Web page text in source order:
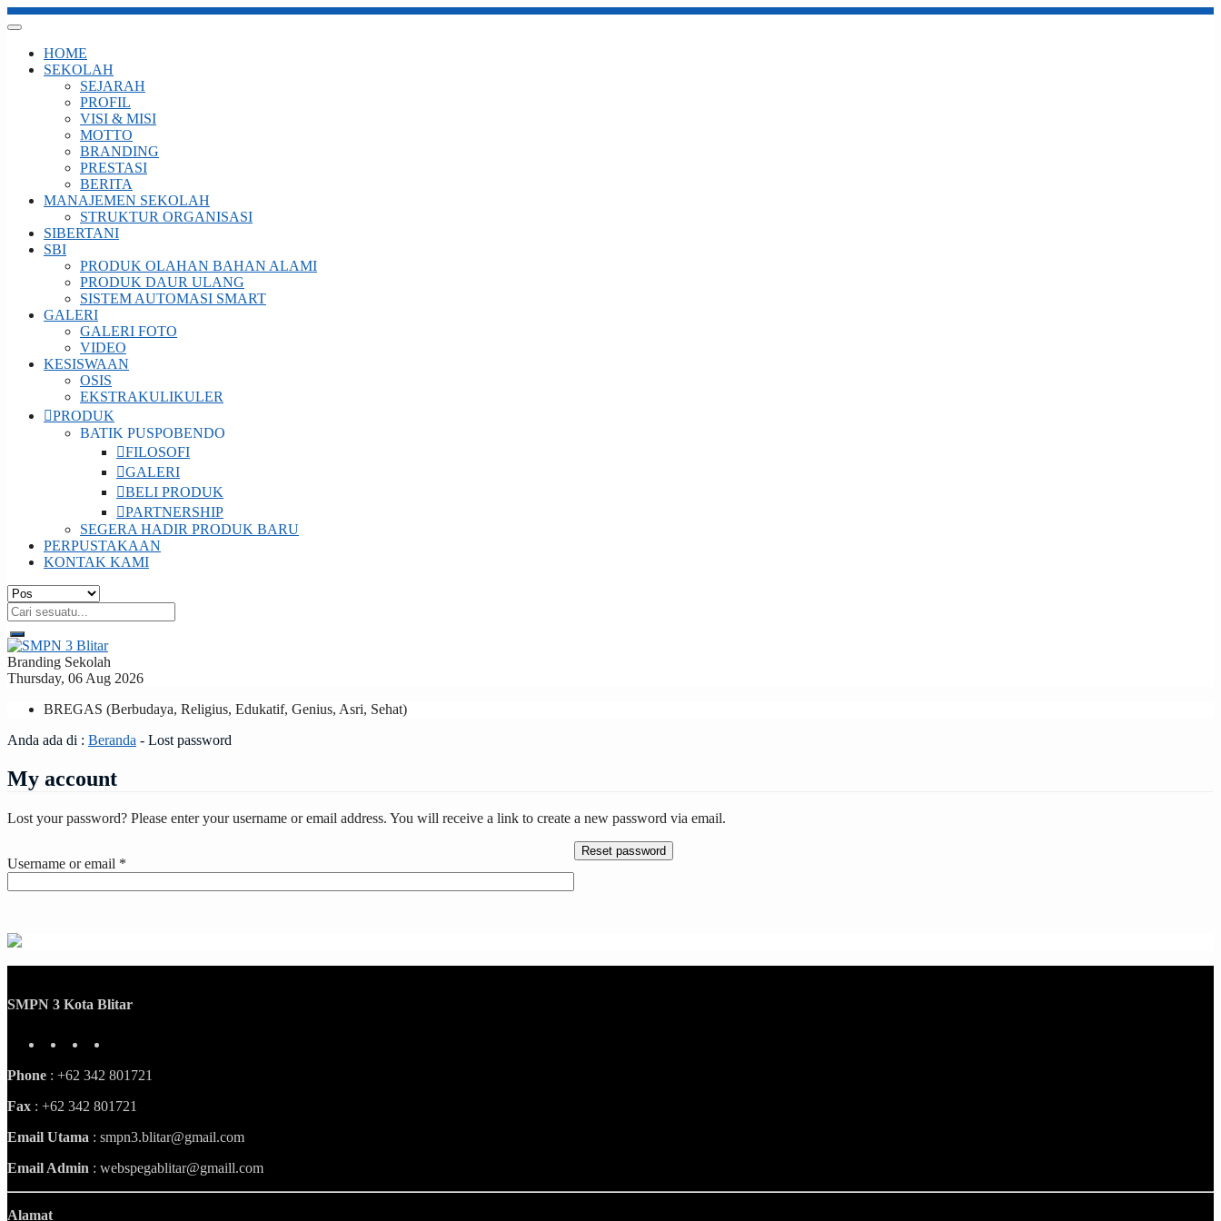
HOME
SEKOLAH
SEJARAH
PROFIL
VISI & MISI
MOTTO
BRANDING
PRESTASI
BERITA
MANAJEMEN SEKOLAH
STRUKTUR ORGANISASI
SIBERTANI
SBI
PRODUK OLAHAN BAHAN ALAMI
PRODUK DAUR ULANG
SISTEM AUTOMASI SMART
GALERI
GALERI FOTO
VIDEO
KESISWAAN
OSIS
EKSTRAKULIKULER
PRODUK
BATIK PUSPOBENDO
FILOSOFI
GALERI
BELI PRODUK
PARTNERSHIP
SEGERA HADIR PRODUK BARU
PERPUSTAKAAN
KONTAK KAMI
Branding Sekolah
Thursday, 06 Aug 2026
BREGAS (Berbudaya, Religius, Edukatif, Genius, Asri, Sehat)
Anda ada di : Beranda - Lost password
My account
Lost your password? Please enter your username or email address. You will receive a link to create a new password via email.
Username or email *
Reset password
SMPN 3 Kota Blitar
Phone : +62 342 801721
Fax : +62 342 801721
Email Utama : smpn3.blitar@gmail.com
Email Admin : webspegablitar@gmaill.com
Alamat